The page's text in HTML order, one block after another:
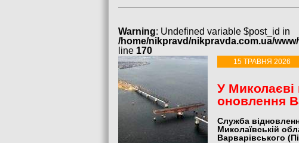
Warning: Undefined variable $post_id in
/home/nikpravd/nikpravda.com.ua/
line 170
15 ТРАВНЯ 2026
У Миколаєві
оновлення
Служба
Миколаївській
Варварівського